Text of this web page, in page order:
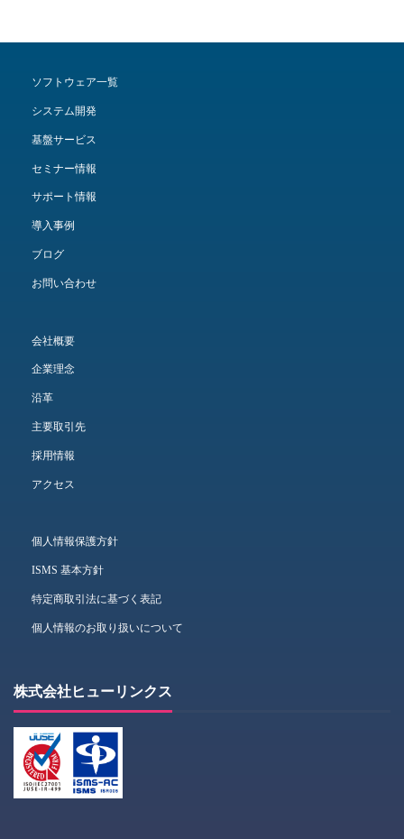
ソフトウェア一覧
システム開発
基盤サービス
セミナー情報
サポート情報
導入事例
ブログ
お問い合わせ
会社概要
企業理念
沿革
主要取引先
採用情報
アクセス
個人情報保護方針
ISMS 基本方針
特定商取引法に基づく表記
個人情報のお取り扱いについて
株式会社ヒューリンクス